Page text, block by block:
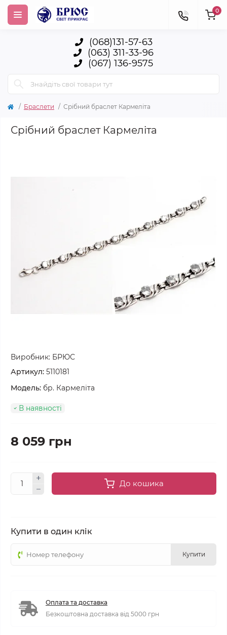
(068)131-57-63
(063) 311-33-96
(067) 136-9575
0
Браслети Срібний браслет Кармеліта
Срібний браслет Кармеліта
Виробник: БРЮС
Артикул: 5110181
Модель: бр. Кармеліта
В наявності
8 059 грн
До кошика
Купити в один клік
Купити
Оплата та доставка
Безкоштовна доставка від 5000 грн